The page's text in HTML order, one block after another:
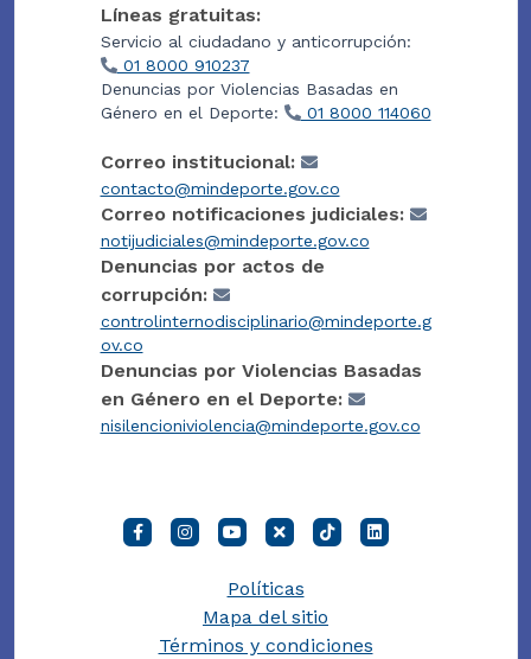
Líneas gratuitas:
Servicio al ciudadano y anticorrupción:
01 8000 910237
Denuncias por Violencias Basadas en
Género en el Deporte:
01 8000 114060
Correo institucional:
contacto@mindeporte.gov.co
Correo notificaciones judiciales:
notijudiciales@mindeporte.gov.co
Denuncias por actos de
corrupción:
controlinternodisciplinario@mindeporte.g
ov.co
Denuncias por Violencias Basadas
en Género en el Deporte:
nisilencioniviolencia@mindeporte.gov.co
Políticas
Mapa del sitio
Términos y condiciones